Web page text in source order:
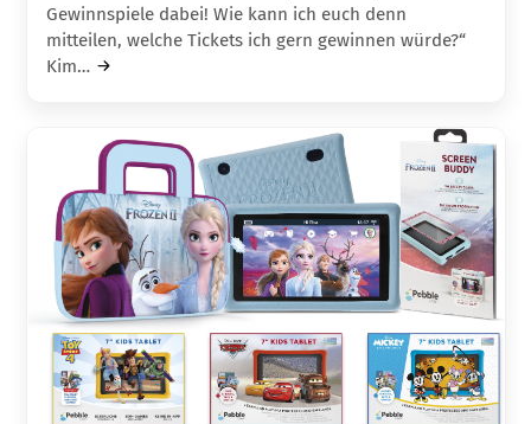
Gewinnspiele dabei! Wie kann ich euch denn
mitteilen, welche Tickets ich gern gewinnen würde?“
Kim…